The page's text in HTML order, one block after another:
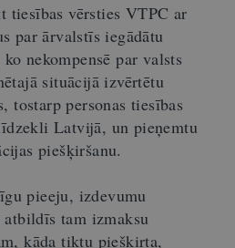
tiesības vērsties VTPC ar
par ārvalstīs iegādātu
nekompensē par valsts
situācijā izvērtētu
tostarp personas tiesības
Latvijā, un pieņemtu
piešķiršanu.
pieeju, izdevumu
atbildīs tam izmaksu
kāda tiktu piešķirta,